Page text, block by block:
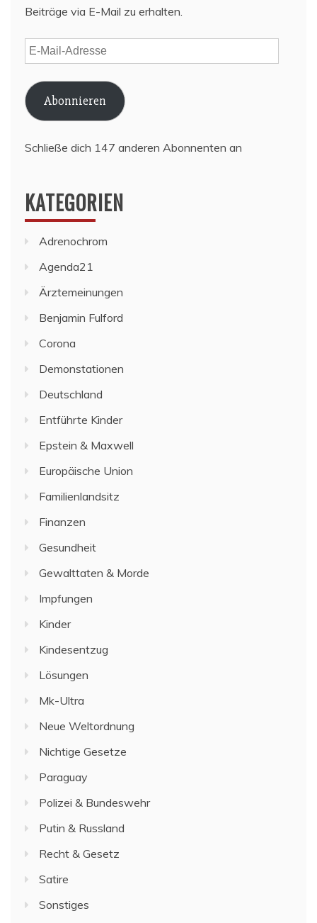
Beiträge via E-Mail zu erhalten.
E-
Mail-
Adresse
Abonnieren
Schließe dich 147 anderen Abonnenten an
KATEGORIEN
Adrenochrom
Agenda21
Ärztemeinungen
Benjamin Fulford
Corona
Demonstationen
Deutschland
Entführte Kinder
Epstein & Maxwell
Europäische Union
Familienlandsitz
Finanzen
Gesundheit
Gewalttaten & Morde
Impfungen
Kinder
Kindesentzug
Lösungen
Mk-Ultra
Neue Weltordnung
Nichtige Gesetze
Paraguay
Polizei & Bundeswehr
Putin & Russland
Recht & Gesetz
Satire
Sonstiges